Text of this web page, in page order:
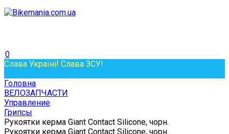
0
Слава Україні! Слава ЗСУ!
Головна
ВЕЛОЗАПЧАСТИ
Управление
Грипсы
Рукоятки керма Giant Contact Silicone, чорн.
Рукоятки керма Giant Contact Silicone, чорн.